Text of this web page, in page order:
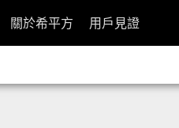
關於希平方 用戶見證